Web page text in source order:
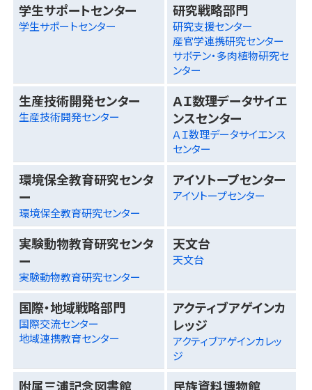
学生サポートセンター
学生サポートセンター
研究戦略部門
研究支援センター
産官学連携研究センター
サボテン・多肉植物研究セ
ンター
生産技術開発センター
生産技術開発センター
ＡＩ数理データサイエ
ンスセンター
ＡＩ数理データサイエンス
センター
環境保全教育研究センタ
ー
環境保全教育研究センター
アイソトープセンター
アイソトープセンター
実験動物教育研究センタ
ー
実験動物教育研究センター
天文台
天文台
国際・地域戦略部門
国際交流センター
地域連携教育センター
アクティブアゲインカ
レッジ
アクティブアゲインカレッ
ジ
附属三浦記念図書館 民族資料博物館